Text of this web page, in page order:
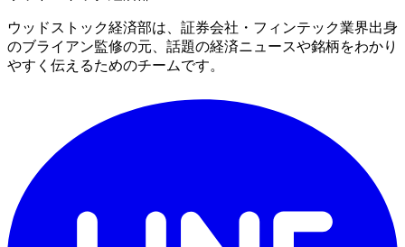
ウッドストック経済部は、証券会社・フィンテック業界出身
のブライアン監修の元、話題の経済ニュースや銘柄をわかり
やすく伝えるためのチームです。